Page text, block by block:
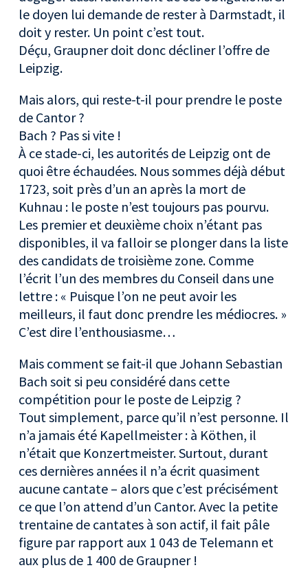
le doyen lui demande de rester à Darmstadt, il
doit y rester. Un point c’est tout.
Déçu, Graupner doit donc décliner l’offre de
Leipzig.
Mais alors, qui reste-t-il pour prendre le poste
de Cantor ?
Bach ? Pas si vite !
À ce stade-ci, les autorités de Leipzig ont de
quoi être échaudées. Nous sommes déjà début
1723, soit près d’un an après la mort de
Kuhnau : le poste n’est toujours pas pourvu.
Les premier et deuxième choix n’étant pas
disponibles, il va falloir se plonger dans la liste
des candidats de troisième zone. Comme
l’écrit l’un des membres du Conseil dans une
lettre : « Puisque l’on ne peut avoir les
meilleurs, il faut donc prendre les médiocres. »
C’est dire l’enthousiasme…
Mais comment se fait-il que Johann Sebastian
Bach soit si peu considéré dans cette
compétition pour le poste de Leipzig ?
Tout simplement, parce qu’il n’est personne. Il
n’a jamais été Kapellmeister : à Köthen, il
n’était que Konzertmeister. Surtout, durant
ces dernières années il n’a écrit quasiment
aucune cantate – alors que c’est précisément
ce que l’on attend d’un Cantor. Avec la petite
trentaine de cantates à son actif, il fait pâle
figure par rapport aux 1 043 de Telemann et
aux plus de 1 400 de Graupner !